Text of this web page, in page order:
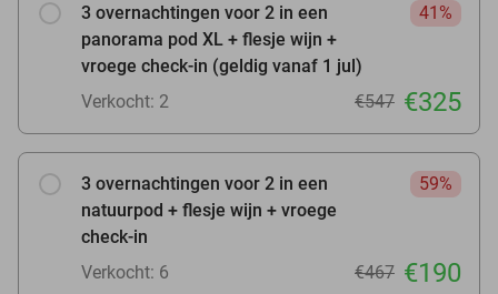
3 overnachtingen voor 2 in een
panorama pod XL + flesje wijn +
vroege check-in (geldig vanaf 1 jul)
41%
Verkocht: 2 €547 €325
3 overnachtingen voor 2 in een
natuurpod + flesje wijn + vroege
check-in
59%
Verkocht: 6 €467 €190